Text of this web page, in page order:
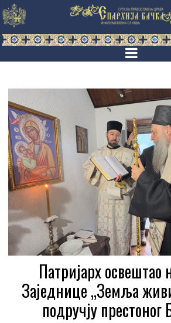
Патријарх освештао
Заједнице „Земља
подручју престoног